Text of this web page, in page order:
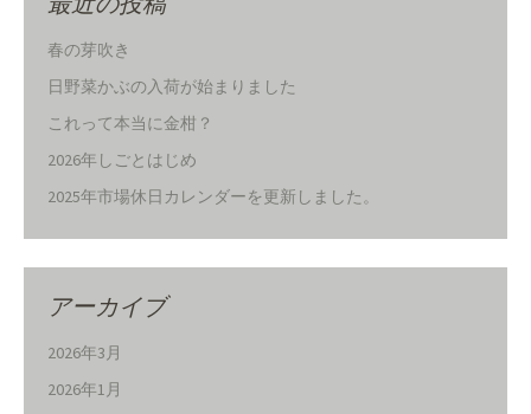
春の芽吹き
日野菜かぶの入荷が始まりました
これって本当に金柑？
2026年しごとはじめ
2025年市場休日カレンダーを更新しました。
アーカイブ
2026年3月
2026年1月